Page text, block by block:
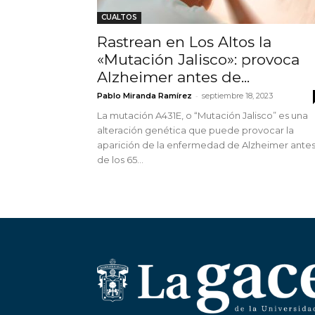
CUALTOS
Rastrean en Los Altos la
«Mutación Jalisco»: provoca
Alzheimer antes de...
Pablo Miranda Ramírez - septiembre 18, 2023
La mutación A431E, o “Mutación Jalisco” es una
alteración genética que puede provocar la
aparición de la enfermedad de Alzheimer antes
de los 65...